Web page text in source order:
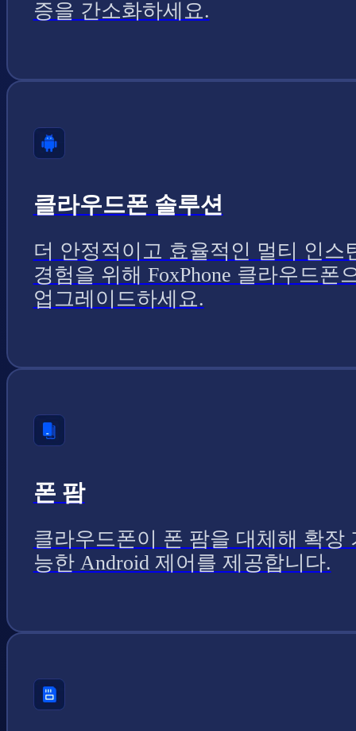
증을 간소화하세요.
클라우드폰 솔루션
더 안정적이고 효율적인 멀티 인스
경험을 위해 FoxPhone 클라우드폰
업그레이드하세요.
폰 팜
클라우드폰이 폰 팜을 대체해 확장
능한 Android 제어를 제공합니다.